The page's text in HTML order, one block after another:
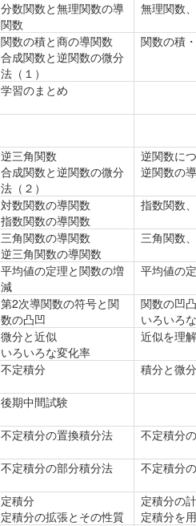
分数関数と無理関数の導
関数
無理関数
関数の積と商の導関数
合成関数と逆関数の微分
法（１）
関数の積
学習のまとめ
逆三角関数
合成関数と逆関数の微分
法（２）
逆関数に
逆関数の
対数関数の導関数
指数関数の導関数
指数関数
三角関数の導関数
逆三角関数の導関数
三角関数
平均値の定理と関数の増
減
平均値の
第2次導関数の符号と関
数の凸凹
関数の凹
いろいろ
微分と近似
いろいろな変化率
近似を理
不定積分 積分と微
後期中間試験
不定積分の置換積分法 不定積分
不定積分の部分積分法 不定積分
定積分
定積分の拡張とその性質
定積分の
定積分を